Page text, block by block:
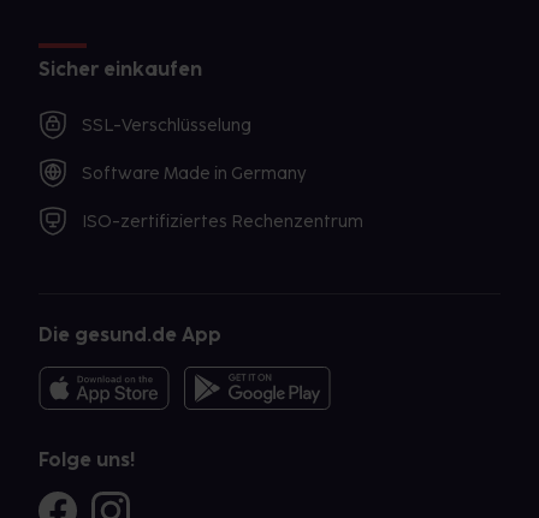
Sicher einkaufen
SSL-Verschlüsselung
Software Made in Germany
ISO-zertifiziertes Rechenzentrum
Die gesund.de App
Folge uns!